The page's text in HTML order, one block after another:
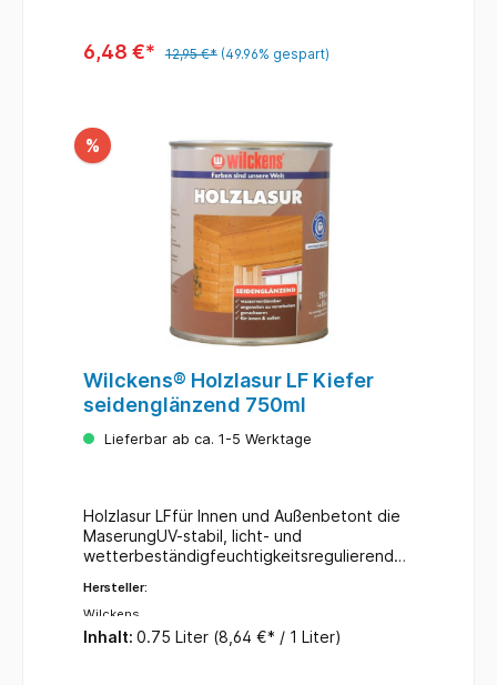
6,48 €* 12,95 €* (49.96% gespart)
%
Wilckens® Holzlasur LF Kiefer
seidenglänzend 750ml
Lieferbar ab ca. 1-5 Werktage
Holzlasur LFfür Innen und Außenbetont die
MaserungUV-stabil, licht- und
wetterbeständigfeuchtigkeitsregulierendde
Abblättern des AnstrichesFarbe:
kieferInhalt: 750 ml
Hersteller:
Wilckens
Inhalt: 0.75 Liter (8,64 €* / 1 Liter)